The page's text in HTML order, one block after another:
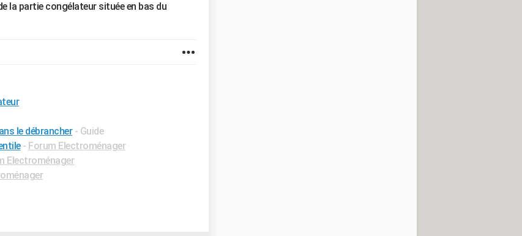
la partie congélateur située en bas du
le débrancher - Guide
- Forum Electroménager
Electroménager